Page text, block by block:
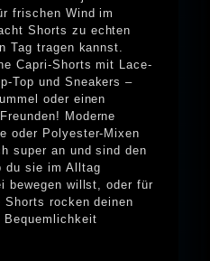
frischen Wind im
Shorts zu echten
Tag tragen kannst.
Capri-Shorts mit Lace-
Top und Sneakers –
oder einen
Moderne
oder Polyester-Mixen
super an und sind den
du sie im Alltag
bewegen willst, oder für
rocken deinen